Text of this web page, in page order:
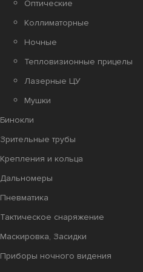
Оптические
Коллиматорные
Ночные
Тепловизионные прицелы
Лазерные ЦУ
Мушки
Бинокли
Зрительные трубы
Крепления и кольца
Дальномеры
Пневматика
Тактическое снаряжение
Маскировка, Засидки
Приборы ночного видения